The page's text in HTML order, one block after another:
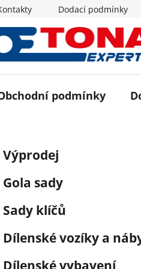
Dodací podmínky
podmínky
Výprodej
Gola sady
Sady klíčů
Dílenské vozíky a
Dílenské vybavení